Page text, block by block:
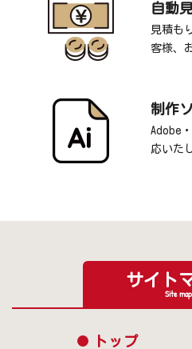
自動
見積も
客様、
制作
Adobe
応いた
サイト
Site map
トップ